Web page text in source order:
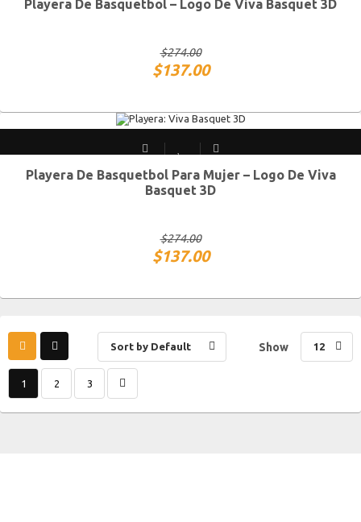
CH M G XG
Playera De Basquetbol – Logo De Viva Basquet 3D
$274.00
$137.00
CH M G XG
Playera De Basquetbol Para Mujer – Logo De Viva
Basquet 3D
$274.00
$137.00
Sort by Default Show 12
1 2 3